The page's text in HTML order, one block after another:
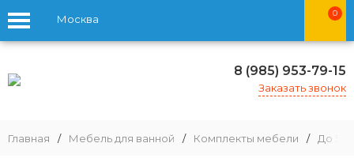
Москва 0
8 (985) 953-79-15
Заказать звонок
Главная / Мебель для ванной / Комплекты мебели / До 59